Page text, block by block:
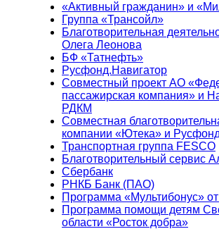
«Активный гражданин» и
Группа «Трансойл»
Благотворительная
Олега Леонова
БФ «Татнефть»
Русфонд.Навигатор
Совместный проект АО
пассажирская компания» и
РДКМ
Совместная
компании «Ютека» и
Транспортная группа FESCO
Благотворительный сервис
Сбербанк
РНКБ Банк (ПАО)
Программа «Мультибонус»
Программа помощи детям
области «Росток добра»